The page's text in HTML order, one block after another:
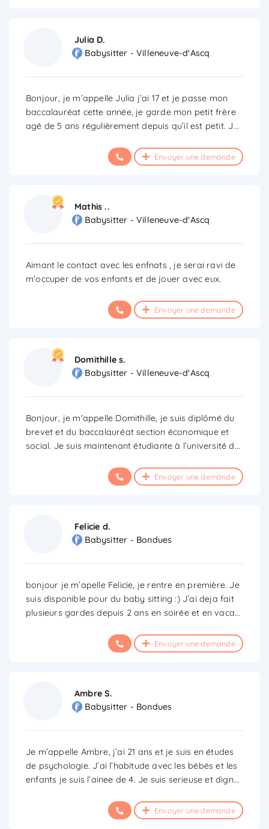
Julia D.
Babysitter - Villeneuve-d'Ascq
Bonjour, je m’appelle Julia j’ai 17 et je passe mon
baccalauréat cette année, je garde mon petit frère
agé de 5 ans régulièrement depuis qu’il est petit. J...
Envoyer une demande
Mathis ..
Babysitter - Villeneuve-d'Ascq
Aimant le contact avec les enfnats , je serai ravi de
m'occuper de vos enfants et de jouer avec eux.
Envoyer une demande
Domithille s.
Babysitter - Villeneuve-d'Ascq
Bonjour, je m'appelle Domithille, je suis diplômé du
brevet et du baccalauréat section économique et
social. Je suis maintenant étudiante à l’université d...
Envoyer une demande
Felicie d.
Babysitter - Bondues
bonjour je m’apelle Felicie, je rentre en première. Je
suis disponible pour du baby sitting :) J’ai deja fait
plusieurs gardes depuis 2 ans en soirée et en vaca...
Envoyer une demande
Ambre S.
Babysitter - Bondues
Je m’appelle Ambre, j’ai 21 ans et je suis en études
de psychologie. J’ai l’habitude avec les bébés et les
enfants je suis l’ainee de 4. Je suis serieuse et dign...
Envoyer une demande